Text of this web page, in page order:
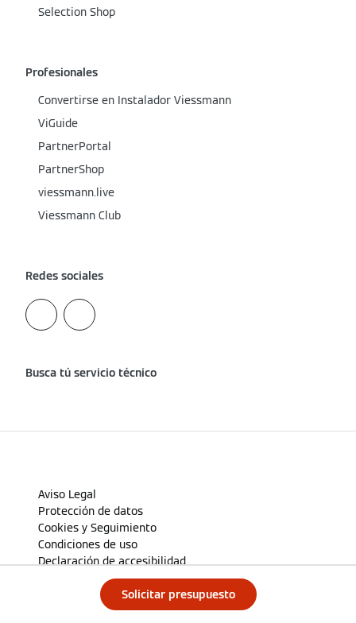
Solicitar presupuesto
Selection Shop
Profesionales
Convertirse en Instalador Viessmann
ViGuide
PartnerPortal
PartnerShop
viessmann.live
Viessmann Club
Redes sociales
Busca tú servicio técnico
Aviso Legal
Protección de datos
Cookies y Seguimiento
Condiciones de uso
Declaración de accesibilidad